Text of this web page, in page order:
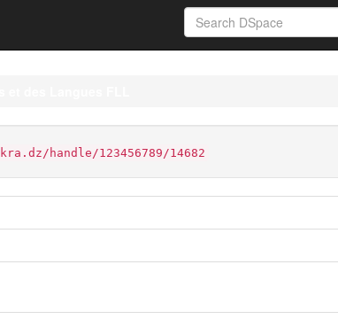
handle/123456789/14682